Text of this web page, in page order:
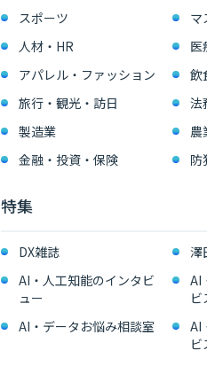
スポーツ
マ
人材・HR
医
アパレル・ファッション
飲
旅行・観光・訪日
法
製造業
農
金融・投資・保険
防
特集
DX雑誌 澤
AI・人工知能のインタビ
ュー
AI
AI・データお悩み相談室
AI
ビ